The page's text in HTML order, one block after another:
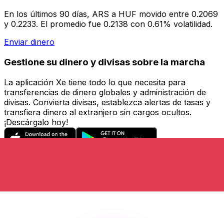
En los últimos 90 días, ARS a HUF movido entre 0.2069
y 0.2233. El promedio fue 0.2138 con 0.61% volatilidad.
Enviar dinero
Gestione su dinero y divisas sobre la marcha
La aplicación Xe tiene todo lo que necesita para
transferencias de dinero globales y administración de
divisas. Convierta divisas, establezca alertas de tasas y
transfiera dinero al extranjero sin cargos ocultos.
¡Descárgalo hoy!